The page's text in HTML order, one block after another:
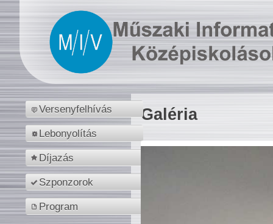
Versenyfelhívás
Lebonyolítás
Díjazás
Szponzorok
Program
Galéria